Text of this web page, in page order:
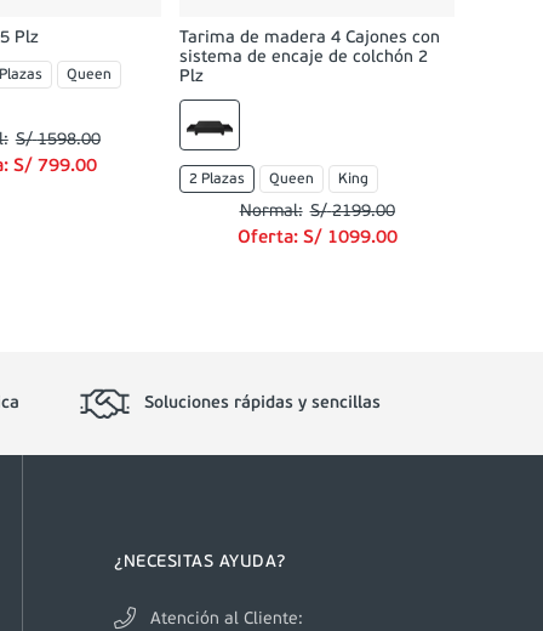
Plz
Queen
S/ 1598.00
S/ 799.00
Tarima de madera 4 Cajones con
sistema de encaje de colchón 2
Plz
2 Plazas Queen King
S/ 2199.00
Oferta: S/ 1099.00
Soluciones rápidas y sencillas
¿NECESITAS AYUDA?
Atención al Cliente: